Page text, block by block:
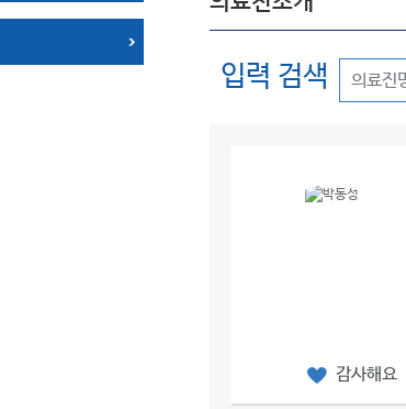
입력 검색
감사해요